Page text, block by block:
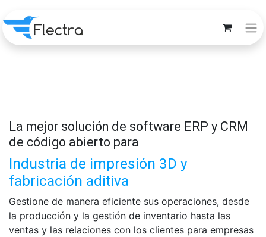
La mejor solución de software ERP y CRM
de código abierto para
Industria de impresión 3D y
fabricación aditiva
Gestione de manera eficiente sus operaciones, desde
la producción y la gestión de inventario hasta las
ventas y las relaciones con los clientes para empresas